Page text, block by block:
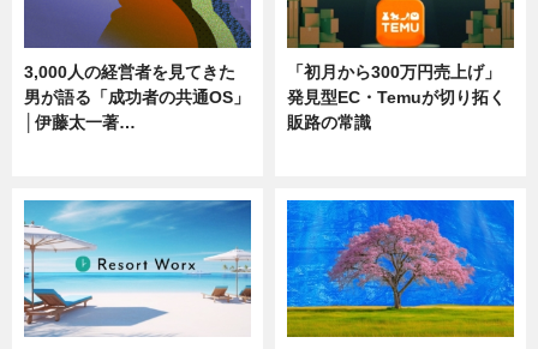
3,000人の経営者を見てきた
男が語る「成功者の共通OS」
│伊藤太一著…
「初月から300万円売上げ」
発見型EC・Temuが切り拓く
販路の常識